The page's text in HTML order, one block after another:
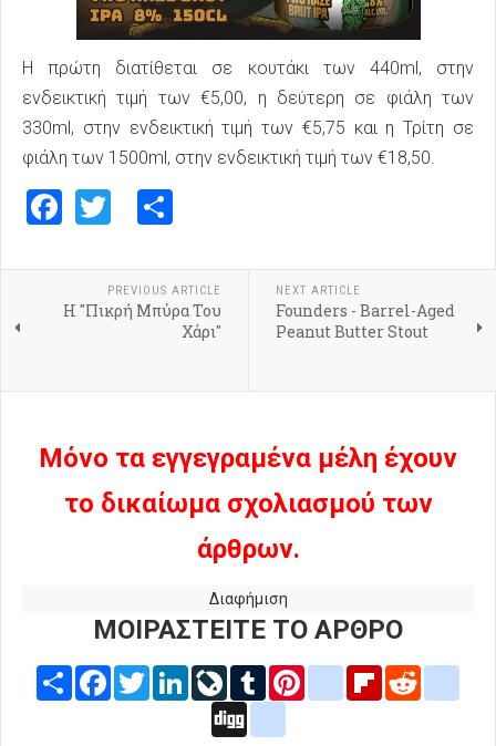
Η πρώτη διατίθεται σε κουτάκι των 440ml, στην
ενδεικτική τιμή των €5,00, η δεύτερη σε φιάλη των
330ml, στην ενδεικτική τιμή των €5,75 και η Τρίτη σε
φιάλη των 1500ml, στην ενδεικτική τιμή των €18,50.
Facebook
Twitter
PREVIOUS ARTICLE
Η "Πικρή Μπύρα Του
Χάρι"
NEXT ARTICLE
Founders - Barrel-Aged
Peanut Butter Stout
Μόνο τα εγγεγραμένα μέλη έχουν
το δικαίωμα σχολιασμού των
άρθρων.
Διαφήμιση
ΜΟΙΡΑΣΤΕΙΤΕ ΤΟ ΑΡΘΡΟ
Share FacebookTwitterLinkedInLiveJournal
Tumblr Pinterestblogger_post
Flipboard